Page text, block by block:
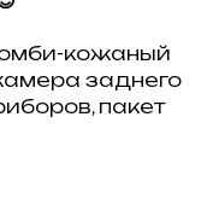
кожаный
заднего
пакет